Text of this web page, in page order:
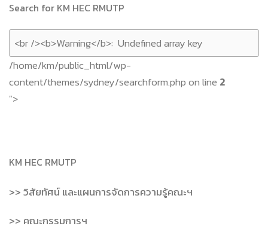
Search for KM HEC RMUTP
/home/km/public_html/wp-
content/themes/sydney/searchform.php on line 2
">
KM HEC RMUTP
>> วิสัยทัศน์ และแผนการจัดการความรู้คณะฯ
>> คณะกรรมการฯ